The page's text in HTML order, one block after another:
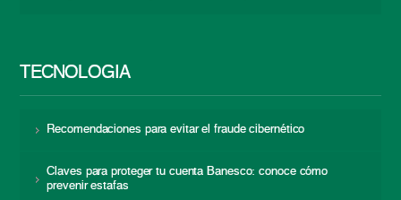
TECNOLOGÍA
Recomendaciones para evitar el fraude cibernético
Claves para proteger tu cuenta Banesco: conoce cómo
prevenir estafas